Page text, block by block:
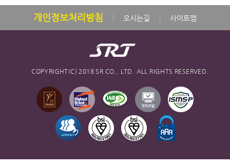
개인정보처리방침 오시는길 사이트맵
COPYRIGHT(C) 2018 SR CO., LTD. ALL RIGHTS RESERVED.